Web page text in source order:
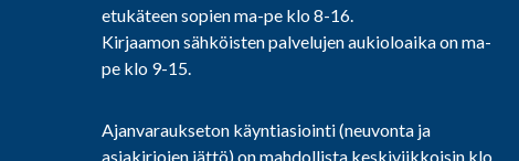
etukäteen sopien ma-pe klo 8-16.
Kirjaamon sähköisten palvelujen aukioloaika on ma-
pe klo 9-15.
Ajanvaraukseton käyntiasiointi (neuvonta ja
asiakirjojen jättö) on mahdollista keskiviikkoisin klo